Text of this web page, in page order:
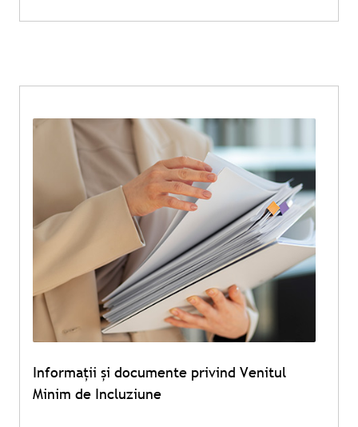
Informații și documente privind Venitul
Minim de Incluziune